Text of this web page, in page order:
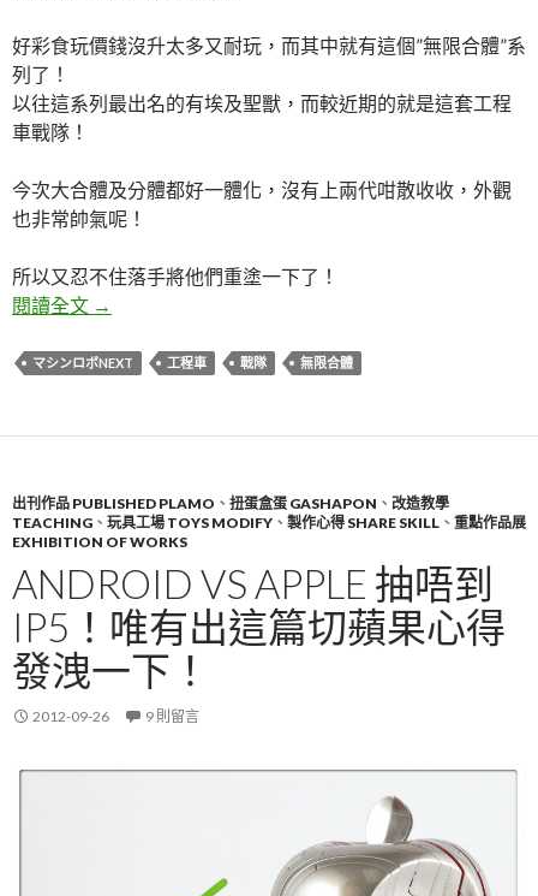
好彩食玩價錢沒升太多又耐玩，而其中就有這個”無限合體”系
列了！
以往這系列最出名的有埃及聖獸，而較近期的就是這套工程
車戰隊！
今次大合體及分體都好一體化，沒有上兩代咁散收收，外觀
也非常帥氣呢！
所以又忍不住落手將他們重塗一下了！
閱讀全文 無限合體：萬能之工程車戰隊
→
マシンロボNEXT 工程車 戰隊 無限合體
出刊作品 PUBLISHED PLAMO 、 扭蛋盒蛋 GASHAPON 、 改造教學
TEACHING 、 玩具工場 TOYS MODIFY 、 製作心得 SHARE SKILL 、 重點作品展
EXHIBITION OF WORKS
ANDROID VS APPLE 抽唔到
IP5！唯有出這篇切蘋果心得
發洩一下！
2012-09-26 9 則留言